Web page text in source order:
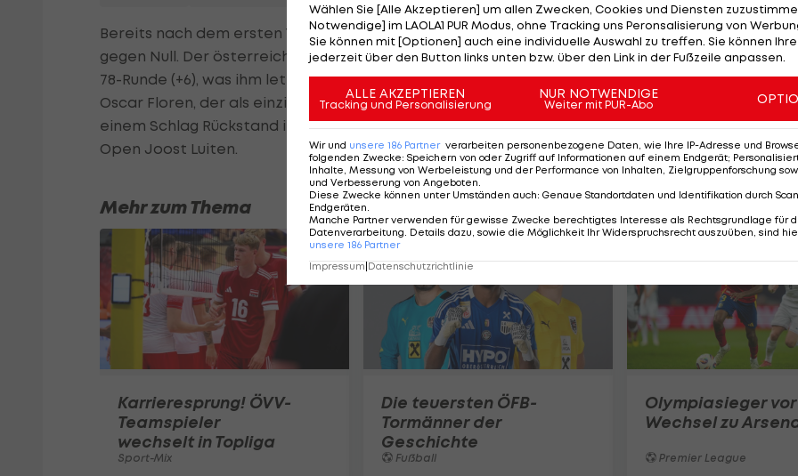
Bereits nach dem ersten Tag der Irish Open gehen die Chancen für Martin Wiegele auf den Cut
gegen Null. Der österreichische Profi erwischt einen rabenschwarzen Tag und spielt lediglich
78-Runde (+6), was ihm letzten Endes nur den 147. Platz einbringt. In Führung liegt der Schwede
Oscar Floren, der als einziger eine 66er-Runde spielt. Hinter dem Skandinavier sind fünf Pros mit
einem Schlag Rückstand in Lauerstellung. Unter ihnen auch der Gewinner der Lyoness Austrian
Open Joost Luiten.
Mehr zum Thema
Karrieresprung! ÖVV-
Teamspieler
wechselt in Topliga
Sport-Mix
Die teuersten ÖFB-
Tormänner der
Geschichte
Fußball
Olympiasieger vor
Wechsel zu
Premier League
Wählen Sie [Alle Akzeptieren] um allen Zwecken, Cookies und Diensten
Notwendige] im LAOLA1 PUR Modus, ohne Tracking uns Peronsalisierung von
Sie können mit [Optionen] auch eine individuelle Auswahl zu treffen. Sie können
jederzeit über den Button links unten bzw. über den Link in der Fußzeile anpassen.
ALLE AKZEPTIEREN
Tracking und Personalisierung
NUR NOTWENDIGE
Weiter mit PUR-Abo
Wir und unsere 186 Partner verarbeiten personenbezogene Daten, wie Ihre IP-Adresse und
folgenden Zwecke: Speichern von oder Zugriff auf Informationen auf einem Endgerät;
Inhalte, Messung von Werbeleistung und der Performance von Inhalten, Zielgruppenforschung
und Verbesserung von Angeboten
Diese Zwecke können unter Umständen auch: Genaue Standortdaten und Identifikation durch
Endgeräten
Manche Partner verwenden für gewisse Zwecke berechtigtes Interesse als Rechtsgrundlage für
Datenverarbeitung. Details dazu, sowie die Möglichkeit Ihr Widerspruchsrecht auszuüben, sind
unsere 186 Partner
Impressum|Datenschutzrichtlinie